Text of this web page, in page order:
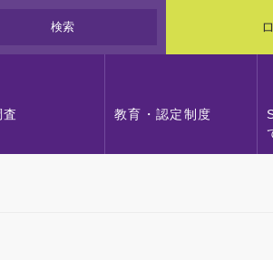
検索
教育・認定制度